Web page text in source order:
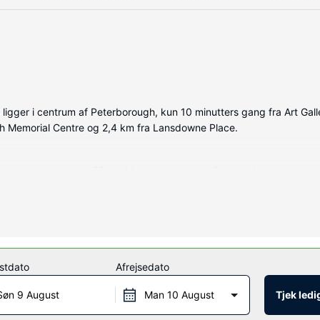
i centrum af Peterborough, kun 10 minutters gang fra Art
Centre og 2,4 km fra Lansdowne Place.
privat badeværelse med gratis toiletartikler og hårtørrer.
dette hotel. Tag forbi baren/loungen, hvor du kan slukke tørsten
9 August
Afrejsedato
Man 10 August Tjek